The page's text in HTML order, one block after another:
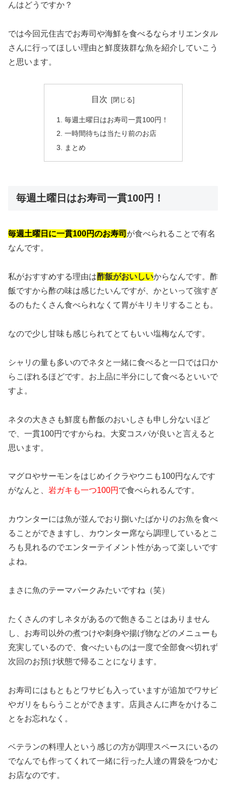
んはどうですか？
では今回元住吉でお寿司や海鮮を食べるならオリエンタル
さんに行ってほしい理由と鮮度抜群な魚を紹介していこう
と思います。
目次
毎週土曜日はお寿司一貫100円！
一時間待ちは当たり前のお店
まとめ
毎週土曜日はお寿司一貫100円！
毎週土曜日に一貫100円のお寿司 が食べられることで有名
なんです。
私がおすすめする理由は酢飯がおいしいからなんです。酢
飯ですから酢の味は感じたいんですが、かといって強すぎ
るのもたくさん食べられなくて胃がキリキリすることも。
なので少し甘味も感じられてとてもいい塩梅なんです。
シャリの量も多いのでネタと一緒に食べると一口では口か
らこぼれるほどです。お上品に半分にして食べるといいで
すよ。
ネタの大きさも鮮度も酢飯のおいしさも申し分ないほど
で、一貫100円ですからね。大変コスパが良いと言えると
思います。
マグロやサーモンをはじめイクラやウニも100円なんです
がなんと、 岩ガキも一つ100円 で食べられるんです。
カウンターには魚が並んでおり捌いたばかりのお魚を食べ
ることができますし、カウンター席なら調理しているとこ
ろも見れるのでエンターテイメント性があって楽しいです
よね。
まさに魚のテーマパークみたいですね（笑）
たくさんのすしネタがあるので飽きることはありません
し、お寿司以外の煮つけや刺身や揚げ物などのメニューも
充実しているので、食べたいものは一度で全部食べ切れず
次回のお預け状態で帰ることになります。
お寿司にはもともとワサビも入っていますが追加でワサビ
やガリをもらうことができます。店員さんに声をかけるこ
とをお忘れなく。
ベテランの料理人という感じの方が調理スペースにいるの
でなんでも作ってくれて一緒に行った人達の胃袋をつかむ
お店なのです。